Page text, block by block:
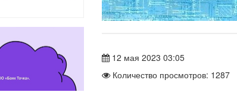
12 мая 2023 03:05
Количество просмотров: 1287